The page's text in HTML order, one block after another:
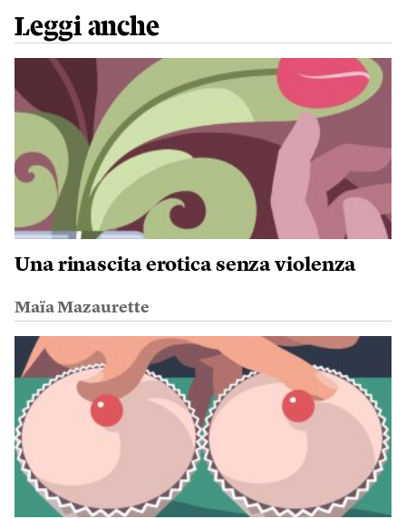
Leggi anche
Una rinascita erotica senza violenza
Maïa Mazaurette